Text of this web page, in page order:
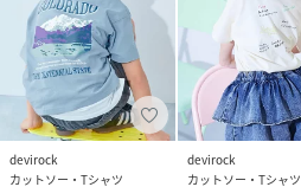
devirock
カットソー・Tシャツ
devirock
カットソー・Tシャツ